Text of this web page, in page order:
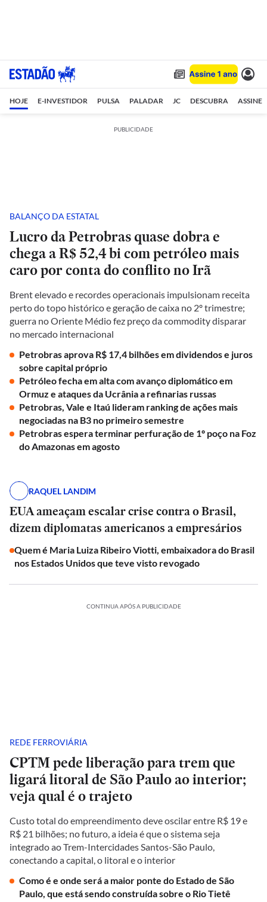
HOJE E-INVESTIDOR PULSA PALADAR JC DESCUBRA ASSINE
PUBLICIDADE
BALANÇO DA ESTATAL
Lucro da Petrobras quase dobra e
chega a R$ 52,4 bi com petróleo mais
caro por conta do conflito no Irã
Brent elevado e recordes operacionais impulsionam receita
perto do topo histórico e geração de caixa no 2º trimestre;
guerra no Oriente Médio fez preço da commodity disparar
no mercado internacional
Petrobras aprova R$ 17,4 bilhões em dividendos e juros
sobre capital próprio
Petróleo fecha em alta com avanço diplomático em
Ormuz e ataques da Ucrânia a refinarias russas
Petrobras, Vale e Itaú lideram ranking de ações mais
negociadas na B3 no primeiro semestre
Petrobras espera terminar perfuração de 1º poço na Foz
do Amazonas em agosto
RAQUEL LANDIM
EUA ameaçam escalar crise contra o Brasil,
dizem diplomatas americanos a empresários
Quem é Maria Luiza Ribeiro Viotti, embaixadora do Brasil
nos Estados Unidos que teve visto revogado
CONTINUA APÓS A PUBLICIDADE
REDE FERROVIÁRIA
CPTM pede liberação para trem que
ligará litoral de São Paulo ao interior;
veja qual é o trajeto
Custo total do empreendimento deve oscilar entre R$ 19 e
R$ 21 bilhões; no futuro, a ideia é que o sistema seja
integrado ao Trem-Intercidades Santos-São Paulo,
conectando a capital, o litoral e o interior
Como é e onde será a maior ponte do Estado de São
Paulo, que está sendo construída sobre o Rio Tietê